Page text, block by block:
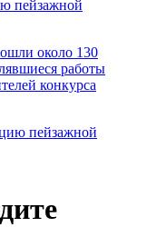
пейзажной
около 130
работы
конкурса